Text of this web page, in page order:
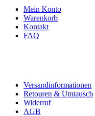
Mein Konto
Warenkorb
Kontakt
FAQ
Versandinformationen
Retouren & Umtausch
Widerruf
AGB